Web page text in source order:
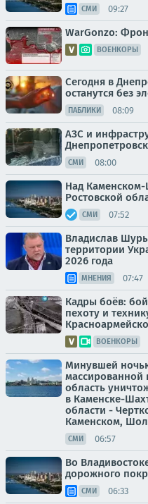
СМИ 09:27
WarGonzo:
ВОЕНКОРЫ
Сегодня в
останутся без
ПАБЛИКИ 08:09
АЗС и
СМИ 08:00
Над
Ростовской
СМИ 07:52
Владислав
территории
2026 года
МНЕНИЯ 07:47
Кадры боёв:
пехоту и
ВОЕНКОРЫ
Минувшей
массированной
область
в Каменске-
области -
Каменском,
СМИ 06:57
Во
дорожного
СМИ 06:33